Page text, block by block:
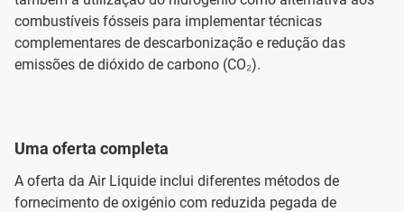
combustíveis fósseis para implementar técnicas
complementares de descarbonização e redução das
emissões de dióxido de carbono (CO₂).
Uma oferta completa
A oferta da Air Liquide inclui diferentes métodos de
fornecimento de oxigénio com reduzida pegada de